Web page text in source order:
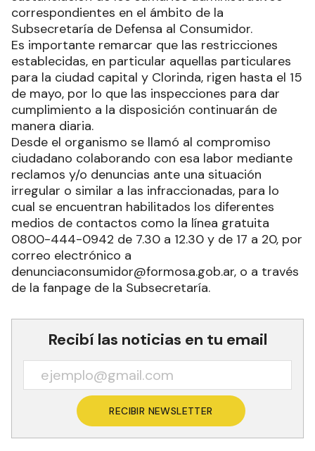
correspondientes en el ámbito de la
Subsecretaría de Defensa al Consumidor.
Es importante remarcar que las restricciones
establecidas, en particular aquellas particulares
para la ciudad capital y Clorinda, rigen hasta el 15
de mayo, por lo que las inspecciones para dar
cumplimiento a la disposición continuarán de
manera diaria.
Desde el organismo se llamó al compromiso
ciudadano colaborando con esa labor mediante
reclamos y/o denuncias ante una situación
irregular o similar a las infraccionadas, para lo
cual se encuentran habilitados los diferentes
medios de contactos como la línea gratuita
0800-444-0942 de 7.30 a 12.30 y de 17 a 20, por
correo electrónico a
denunciaconsumidor@formosa.gob.ar, o a través
de la fanpage de la Subsecretaría.
Recibí las noticias en tu email
RECIBIR NEWSLETTER